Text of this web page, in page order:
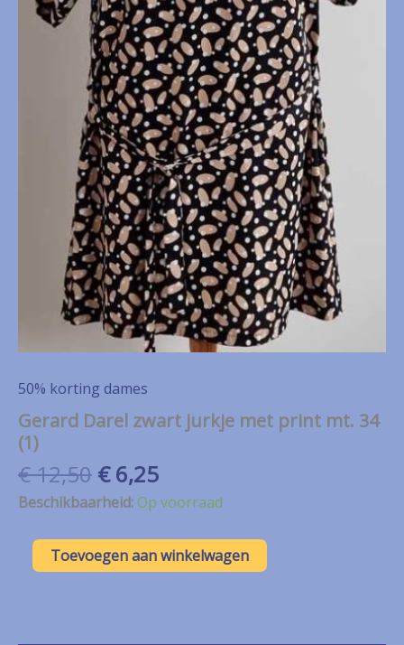
50% korting dames
Gerard Darel zwart jurkje met print mt. 34
(1)
€12,50 Oorspronkelijke
prijs
€ 12,50.
€6,25Huidige
prijs
€ 6,25.
Beschikbaarheid:Op voorraad
Gerard
Darel
Toevoegen aan winkelwagen